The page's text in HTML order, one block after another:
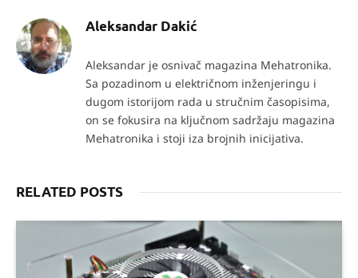
Aleksandar Dakić
Aleksandar je osnivač magazina Mehatronika.
Sa pozadinom u električnom inženjeringu i
dugom istorijom rada u stručnim časopisima,
on se fokusira na ključnom sadržaju magazina
Mehatronika i stoji iza brojnih inicijativa.
RELATED POSTS